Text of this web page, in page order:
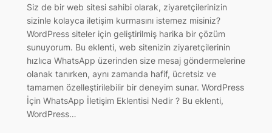
Siz de bir web sitesi sahibi olarak, ziyaretçilerinizin
sizinle kolayca iletişim kurmasını istemez misiniz?
WordPress siteler için geliştirilmiş harika bir çözüm
sunuyorum. Bu eklenti, web sitenizin ziyaretçilerinin
hızlıca WhatsApp üzerinden size mesaj göndermelerine
olanak tanırken, aynı zamanda hafif, ücretsiz ve
tamamen özelleştirilebilir bir deneyim sunar. WordPress
İçin WhatsApp İletişim Eklentisi Nedir ? Bu eklenti,
WordPress…